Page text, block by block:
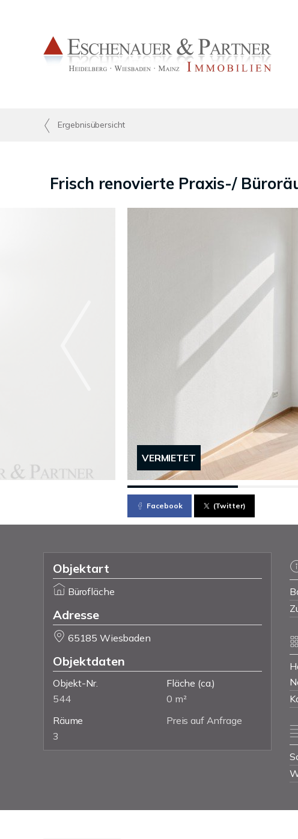
Ergebnisübersicht
Frisch renovierte Praxis-/
VERMIETET
Facebook (Twitter)
Objektart
Bürofläche
Adresse
65185 Wiesbaden
Objektdaten
Objekt-Nr.
544
Fläche (ca.)
0 m²
Räume
3
Preis auf Anfrage